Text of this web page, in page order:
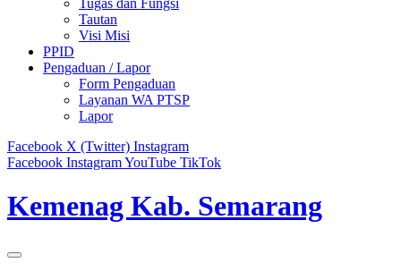
Tugas dan Fungsi
Tautan
Visi Misi
PPID
Pengaduan / Lapor
Form Pengaduan
Layanan WA PTSP
Lapor
Facebook X (Twitter) Instagram
Facebook InstagramYouTube TikTok
Kemenag Kab. Semarang